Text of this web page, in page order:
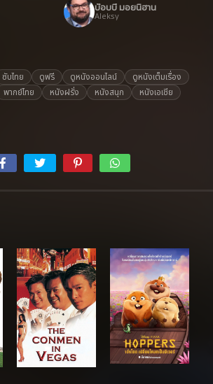
บ๊อบบี้ มอยนิฮาน
Aleksy
ซับไทย ดูฟรี ดูหนังออนไลน์
ดูหนังเต็มเรื่อง
พากย์ไทย หนังฝรั่ง หนังสนุก
หนังเอเชีย